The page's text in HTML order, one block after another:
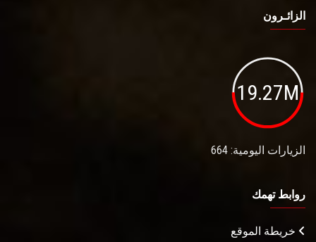
الزائـرون
19.27M
الزيارات اليومية: 664
روابط تهمك
خريطة الموقع